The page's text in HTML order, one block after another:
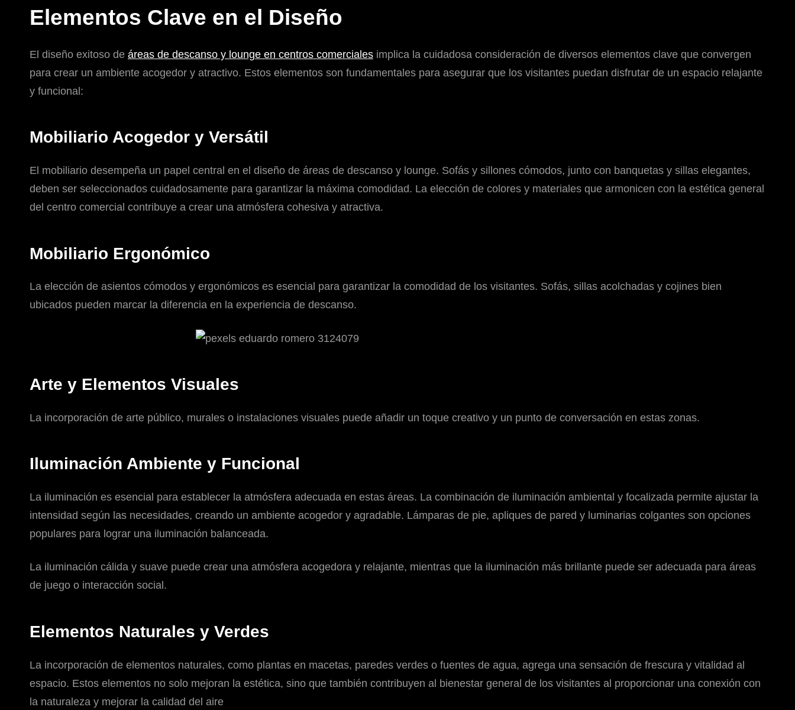
Elementos Clave en el Diseño
El diseño exitoso de áreas de descanso y lounge en centros comerciales implica la cuidadosa consideración de diversos elementos clave que convergen
para crear un ambiente acogedor y atractivo. Estos elementos son fundamentales para asegurar que los visitantes puedan disfrutar de un espacio relajante
y funcional:
Mobiliario Acogedor y Versátil
El mobiliario desempeña un papel central en el diseño de áreas de descanso y lounge. Sofás y sillones cómodos, junto con banquetas y sillas elegantes,
deben ser seleccionados cuidadosamente para garantizar la máxima comodidad. La elección de colores y materiales que armonicen con la estética general
del centro comercial contribuye a crear una atmósfera cohesiva y atractiva.
Mobiliario Ergonómico
La elección de asientos cómodos y ergonómicos es esencial para garantizar la comodidad de los visitantes. Sofás, sillas acolchadas y cojines bien
ubicados pueden marcar la diferencia en la experiencia de descanso.
Arte y Elementos Visuales
La incorporación de arte público, murales o instalaciones visuales puede añadir un toque creativo y un punto de conversación en estas zonas.
Iluminación Ambiente y Funcional
La iluminación es esencial para establecer la atmósfera adecuada en estas áreas. La combinación de iluminación ambiental y focalizada permite ajustar la
intensidad según las necesidades, creando un ambiente acogedor y agradable. Lámparas de pie, apliques de pared y luminarias colgantes son opciones
populares para lograr una iluminación balanceada.
La iluminación cálida y suave puede crear una atmósfera acogedora y relajante, mientras que la iluminación más brillante puede ser adecuada para áreas
de juego o interacción social.
Elementos Naturales y Verdes
La incorporación de elementos naturales, como plantas en macetas, paredes verdes o fuentes de agua, agrega una sensación de frescura y vitalidad al
espacio. Estos elementos no solo mejoran la estética, sino que también contribuyen al bienestar general de los visitantes al proporcionar una conexión con
la naturaleza y mejorar la calidad del aire